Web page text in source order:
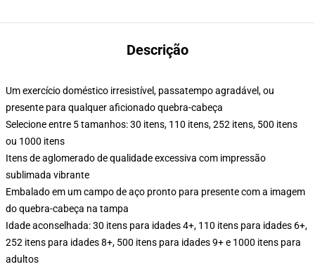
Descrição
Um exercício doméstico irresistível, passatempo agradável, ou
presente para qualquer aficionado quebra-cabeça
Selecione entre 5 tamanhos: 30 itens, 110 itens, 252 itens, 500 itens
ou 1000 itens
Itens de aglomerado de qualidade excessiva com impressão
sublimada vibrante
Embalado em um campo de aço pronto para presente com a imagem
do quebra-cabeça na tampa
Idade aconselhada: 30 itens para idades 4+, 110 itens para idades 6+,
252 itens para idades 8+, 500 itens para idades 9+ e 1000 itens para
adultos